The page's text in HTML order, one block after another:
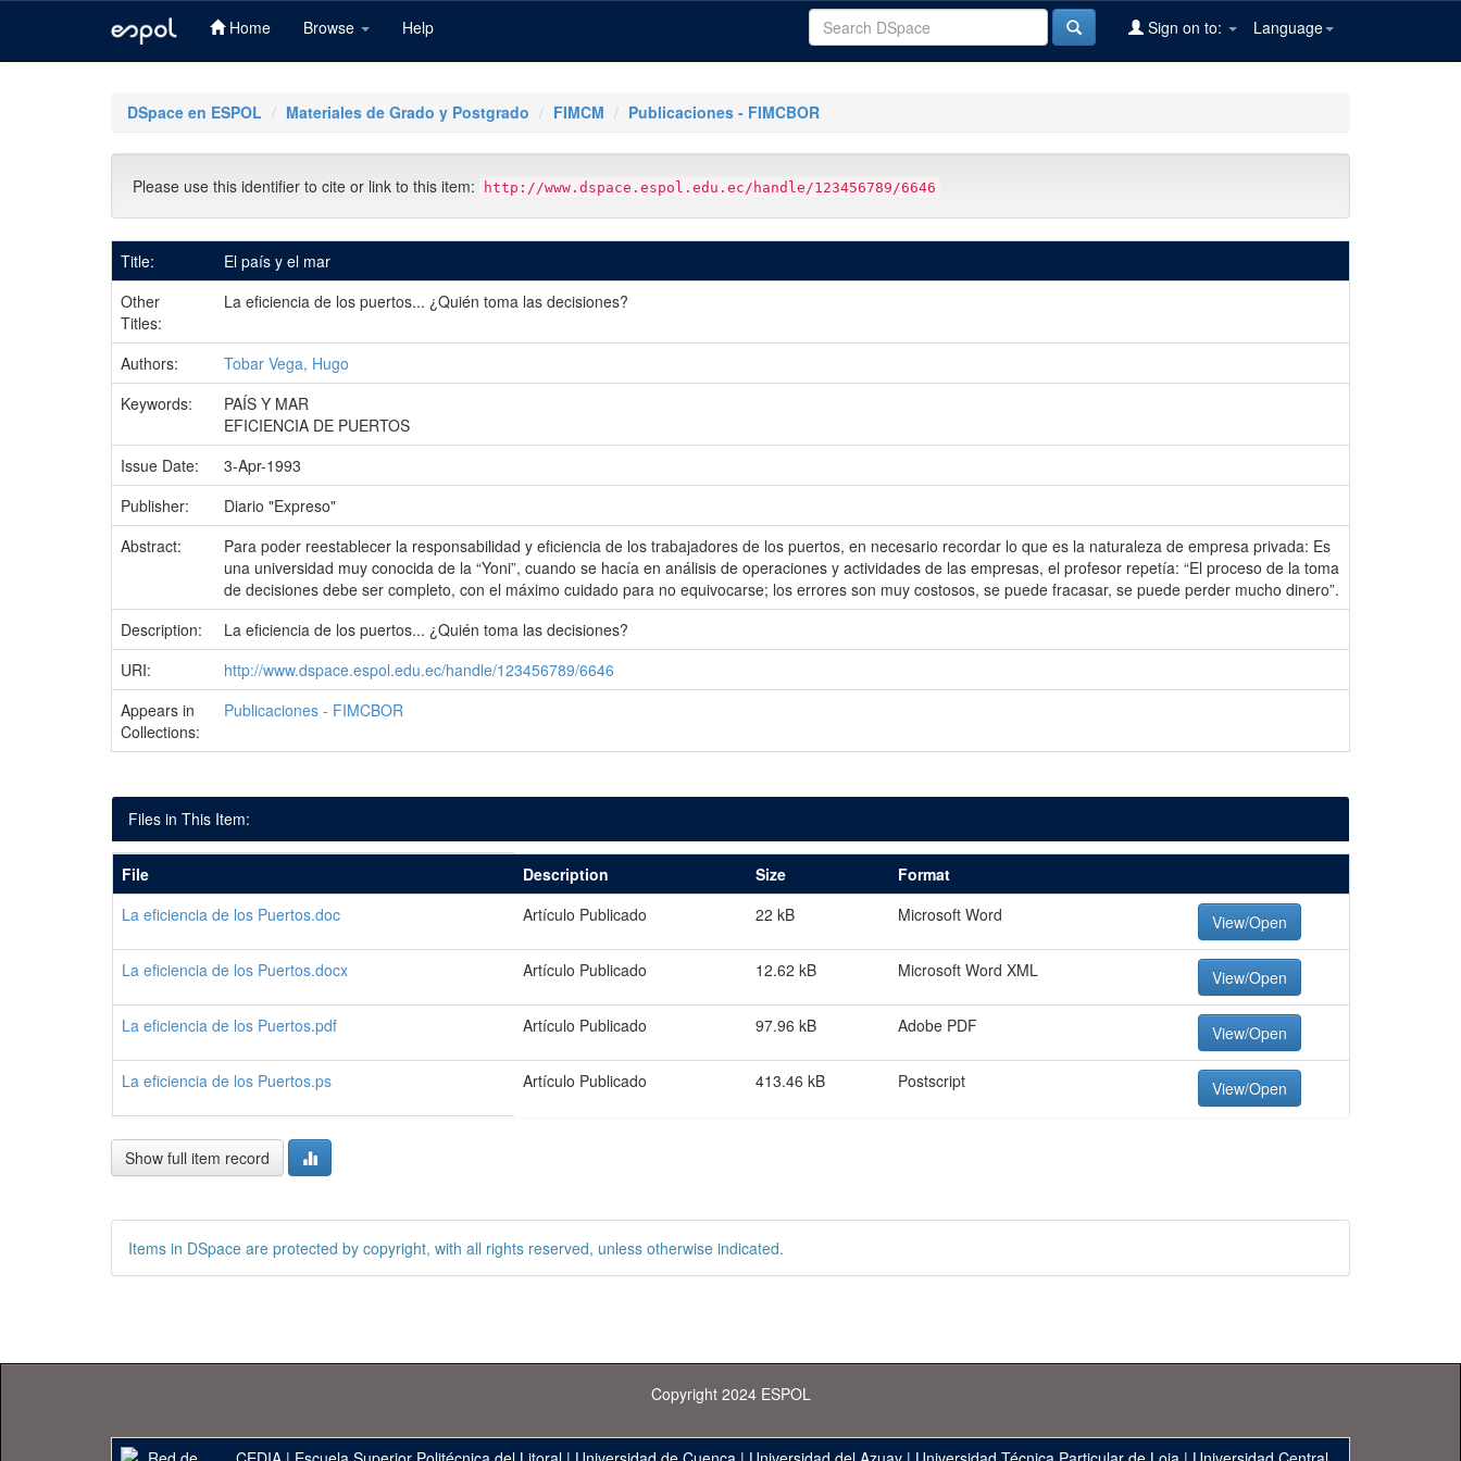
Home Browse Help Language
Sign on to:
DSpace en ESPOL Materiales de Grado y Postgrado FIMCM Publicaciones - FIMCBOR
Please use this identifier to cite or link to this item: http://www.dspace.espol.edu.ec/handle/123456789/6646
Title:
El país y el mar
Other
Titles:
La eficiencia de los puertos... ¿Quién toma las decisiones?
Authors:
Tobar Vega, Hugo
Keywords:
PAÍS Y MAR
EFICIENCIA DE PUERTOS
Issue Date:
3-Apr-1993
Publisher:
Diario "Expreso"
Abstract:
Para poder reestablecer la responsabilidad y eficiencia de los trabajadores de los puertos, en necesario recordar lo que es la naturaleza de empresa privada: Es
una universidad muy conocida de la “Yoni”, cuando se hacía en análisis de operaciones y actividades de las empresas, el profesor repetía: “El proceso de la toma
de decisiones debe ser completo, con el máximo cuidado para no equivocarse; los errores son muy costosos, se puede fracasar, se puede perder mucho dinero”.
Description:
La eficiencia de los puertos... ¿Quién toma las decisiones?
URI:
http://www.dspace.espol.edu.ec/handle/123456789/6646
Appears in
Collections:
Publicaciones - FIMCBOR
Files in This Item:
File Description Size
Format
La eficiencia de los Puertos.doc
Artículo Publicado 22 kB Microsoft Word View/Open
La eficiencia de los Puertos.docx Artículo Publicado 12.62 kB Microsoft Word XML View/Open
La eficiencia de los Puertos.pdf Artículo Publicado 97.96 kB Adobe PDF View/Open
La eficiencia de los Puertos.ps Artículo Publicado 413.46 kB Postscript View/Open
Show full item record
Items in DSpace are protected by copyright, with all rights reserved, unless otherwise indicated.
Copyright 2024 ESPOL